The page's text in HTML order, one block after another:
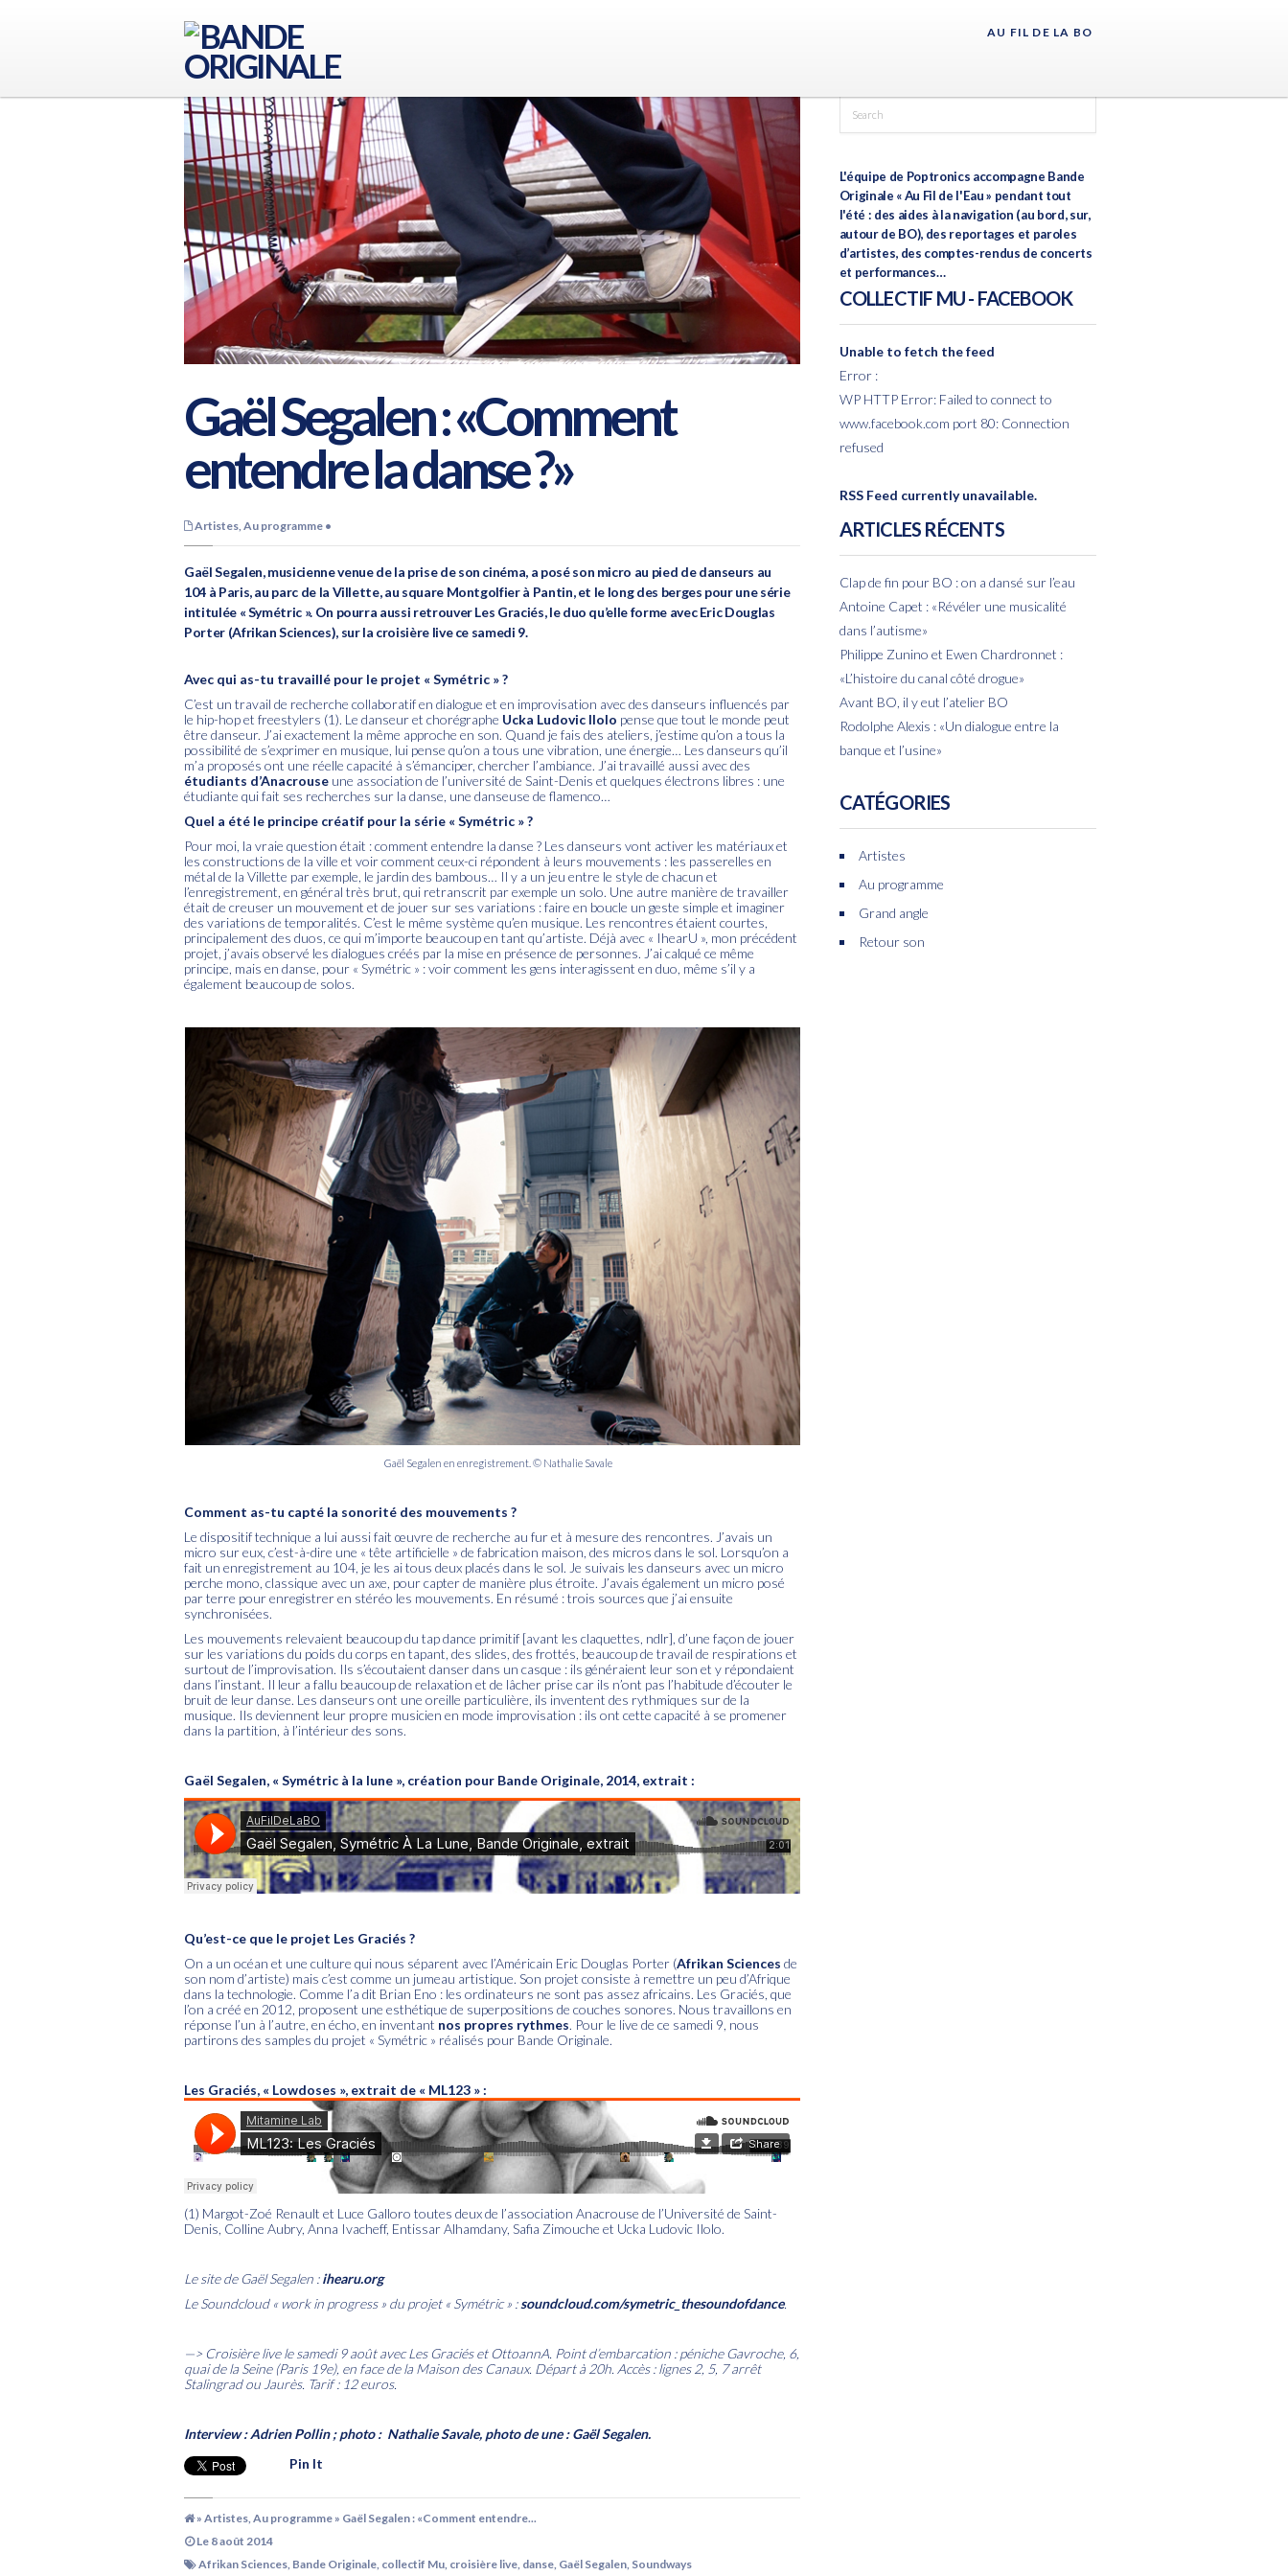
AU FIL DE LA BO
Gaël Segalen : «Comment
entendre la danse ?»
Artistes, Au programme •
Gaël Segalen, musicienne venue de la prise de son cinéma, a posé son micro au pied de danseurs au
104 à Paris, au parc de la Villette, au square Montgolfier à Pantin, et le long des berges pour une série
intitulée « Symétric ». On pourra aussi retrouver Les Graciés, le duo qu’elle forme avec Eric Douglas
Porter (Afrikan Sciences), sur la croisière live ce samedi 9.
Avec qui as-tu travaillé pour le projet « Symétric » ?
C’est un travail de recherche collaboratif en dialogue et en improvisation avec des danseurs influencés par
le hip-hop et freestylers (1). Le danseur et chorégraphe Ucka Ludovic Ilolo pense que tout le monde peut
être danseur. J’ai exactement la même approche en son. Quand je fais des ateliers, j’estime qu’on a tous la
possibilité de s’exprimer en musique, lui pense qu’on a tous une vibration, une énergie… Les danseurs qu’il
m’a proposés ont une réelle capacité à s’émanciper, chercher l’ambiance. J’ai travaillé aussi avec des
étudiants d’Anacrouse une association de l’université de Saint-Denis et quelques électrons libres : une
étudiante qui fait ses recherches sur la danse, une danseuse de flamenco…
Quel a été le principe créatif pour la série « Symétric » ?
Pour moi, la vraie question était : comment entendre la danse ? Les danseurs vont activer les matériaux et
les constructions de la ville et voir comment ceux-ci répondent à leurs mouvements : les passerelles en
métal de la Villette par exemple, le jardin des bambous… Il y a un jeu entre le style de chacun et
l’enregistrement, en général très brut, qui retranscrit par exemple un solo. Une autre manière de travailler
était de creuser un mouvement et de jouer sur ses variations : faire en boucle un geste simple et imaginer
des variations de temporalités. C’est le même système qu’en musique. Les rencontres étaient courtes,
principalement des duos, ce qui m’importe beaucoup en tant qu’artiste. Déjà avec « IhearU », mon précédent
projet, j’avais observé les dialogues créés par la mise en présence de personnes. J’ai calqué ce même
principe, mais en danse, pour « Symétric » : voir comment les gens interagissent en duo, même s’il y a
également beaucoup de solos.
Gaël Segalen en enregistrement. © Nathalie Savale
Comment as-tu capté la sonorité des mouvements ?
Le dispositif technique a lui aussi fait œuvre de recherche au fur et à mesure des rencontres. J’avais un
micro sur eux, c’est-à-dire une « tête artificielle » de fabrication maison, des micros dans le sol. Lorsqu’on a
fait un enregistrement au 104, je les ai tous deux placés dans le sol. Je suivais les danseurs avec un micro
perche mono, classique avec un axe, pour capter de manière plus étroite. J’avais également un micro posé
par terre pour enregistrer en stéréo les mouvements. En résumé : trois sources que j’ai ensuite
synchronisées.
Les mouvements relevaient beaucoup du tap dance primitif [avant les claquettes, ndlr], d’une façon de jouer
sur les variations du poids du corps en tapant, des slides, des frottés, beaucoup de travail de respirations et
surtout de l’improvisation. Ils s’écoutaient danser dans un casque : ils généraient leur son et y répondaient
dans l’instant. Il leur a fallu beaucoup de relaxation et de lâcher prise car ils n’ont pas l’habitude d’écouter le
bruit de leur danse. Les danseurs ont une oreille particulière, ils inventent des rythmiques sur de la
musique. Ils deviennent leur propre musicien en mode improvisation : ils ont cette capacité à se promener
dans la partition, à l’intérieur des sons.
Gaël Segalen, « Symétric à la lune », création pour Bande Originale, 2014, extrait :
Qu’est-ce que le projet Les Graciés ?
On a un océan et une culture qui nous séparent avec l’Américain Eric Douglas Porter (Afrikan Sciences de
son nom d’artiste) mais c’est comme un jumeau artistique. Son projet consiste à remettre un peu d’Afrique
dans la technologie. Comme l’a dit Brian Eno : les ordinateurs ne sont pas assez africains. Les Graciés, que
l’on a créé en 2012, proposent une esthétique de superpositions de couches sonores. Nous travaillons en
réponse l’un à l’autre, en écho, en inventant nos propres rythmes. Pour le live de ce samedi 9, nous
partirons des samples du projet « Symétric » réalisés pour Bande Originale.
Les Graciés, « Lowdoses », extrait de « ML123 » :
(1) Margot-Zoé Renault et Luce Galloro toutes deux de l’association Anacrouse de l’Université de Saint-
Denis, Colline Aubry, Anna Ivacheff, Entissar Alhamdany, Safia Zimouche et Ucka Ludovic Ilolo.
Le site de Gaël Segalen :ihearu.org
Le Soundcloud « work in progress » du projet « Symétric » :soundcloud.com/symetric_thesoundofdance.
—> Croisière live le samedi 9 août avec Les Graciés et OttoannA. Point d’embarcation : péniche Gavroche, 6,
quai de la Seine (Paris 19e), en face de la Maison des Canaux. Départ à 20h. Accès : lignes 2, 5, 7 arrêt
Stalingrad ou Jaurès. Tarif : 12 euros.
Interview : Adrien Pollin ; photo : Nathalie Savale, photo de une : Gaël Segalen.
Pin It
» Artistes Au programme » Gaël Segalen : «Comment entendre...
Le 8 août 2014
Afrikan Sciences Bande Originale collectif Mu croisière live danse Gaël Segalen Soundways
L'équipe de Poptronics accompagne Bande
Originale « Au Fil de l'Eau » pendant tout
l'été : des aides à la navigation (au bord, sur,
autour de BO), des reportages et paroles
d’artistes, des comptes-rendus de concerts
et performances…
COLLECTIF MU - FACEBOOK
Unable to fetch the feed
Error :
WP HTTP Error: Failed to connect to
www.facebook.com port 80: Connection
refused
RSS Feed currently unavailable.
ARTICLES RÉCENTS
Clap de fin pour BO : on a dansé sur l’eau
Antoine Capet : «Révéler une musicalité
dans l’autisme»
Philippe Zunino et Ewen Chardronnet :
«L’histoire du canal côté drogue»
Avant BO, il y eut l’atelier BO
Rodolphe Alexis : «Un dialogue entre la
banque et l’usine»
CATÉGORIES
Artistes
Au programme
Grand angle
Retour son